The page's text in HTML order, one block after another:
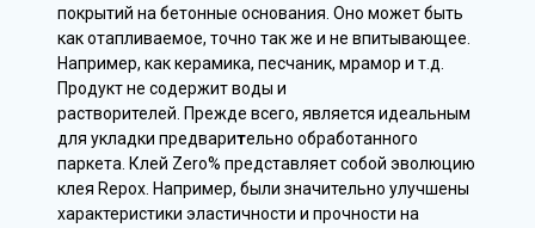
покрытий на бетонные основания. Оно может быть
как отапливаемое, точно так же и не впитывающее.
Например, как керамика, песчаник, мрамор и т.д.
Продукт не содержит воды и
растворителей. Прежде всего, является идеальным
для укладки предварительно обработанного
паркета. Клей Zero% представляет собой эволюцию
клея Repox. Например, были значительно улучшены
характеристики эластичности и прочности на